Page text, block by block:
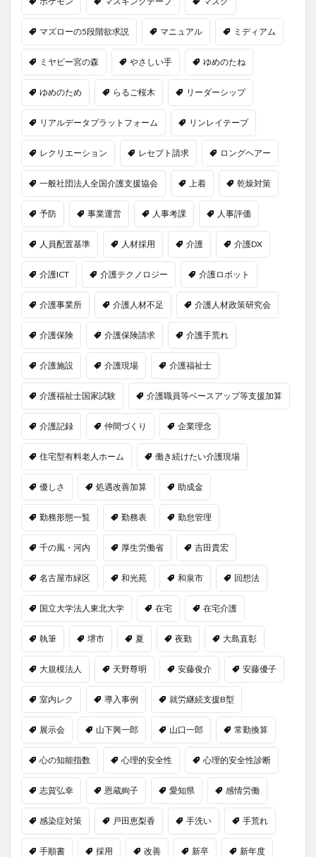
マズローの5段階欲求説 マニュアル ミディアム
ミヤビー宮の森 やさしい手 ゆめのたね
ゆめのため らるご桜木 リーダーシップ
リアルデータプラットフォーム リンレイテープ
レクリエーション レセプト請求 ロングヘアー
一般社団法人全国介護支援協会 上着 乾燥対策
予防 事業運営 人事考課 人事評価
人員配置基準 人材採用 介護 介護DX
介護ICT 介護テクノロジー 介護ロボット
介護事業所 介護人材不足 介護人材政策研究会
介護保険 介護保険請求 介護手荒れ
介護施設 介護現場 介護福祉士
介護福祉士国家試験 介護職員等ベースアップ等支援加算
介護記録 仲間づくり 企業理念
住宅型有料老人ホーム 働き続けたい介護現場
優しさ 処遇改善加算 助成金
勤務形態一覧 勤務表 勤怠管理
千の風・河内 厚生労働省 吉田貴宏
名古屋市緑区 和光苑 和泉市 回想法
国立大学法人東北大学 在宅 在宅介護
執筆 堺市 夏 夜勤 大島直彰
大規模法人 天野尊明 安藤俊介 安藤優子
室内レク 導入事例 就労継続支援B型
展示会 山下興一郎 山口一郎 常勤換算
心の知能指数 心理的安全性 心理的安全性診断
志賀弘幸 恩蔵絢子 愛知県 感情労働
感染症対策 戸田恵梨香 手洗い 手荒れ
手順書 採用 改善 新卒 新年度